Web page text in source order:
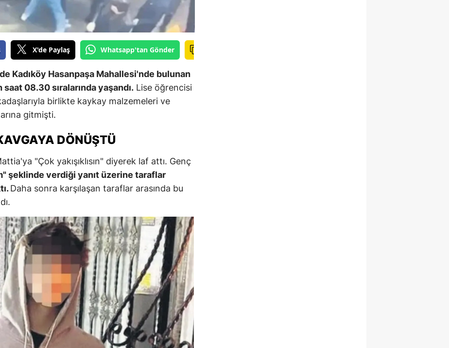
Bolu
Burdur
Bursa
Çankırı
Çorum
Diyarbakır
Edirne
Elazığ
Erzincan
Erzurum
Eskişehir
Gaziantep
Giresun
Gümüşhane
Hakkari
Hatay
X'de Paylaş Whatsapp'tan Gönder
Kadıköy Hasanpaşa Mahallesi'nde bulunan
saat 08.30 sıralarında yaşandı. Lise öğrencisi
birlikte kaykay malzemeleri ve
gitmişti.
DÖNÜŞTÜ
"Çok yakışıklısın" diyerek laf attı. Genç
şeklinde verdiği yanıt üzerine taraflar
Daha sonra karşılaşan taraflar arasında bu